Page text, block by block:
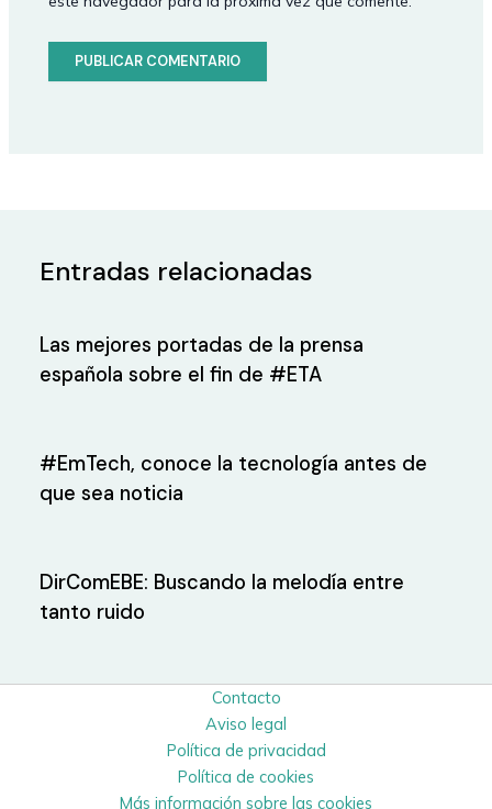
Entradas relacionadas
Las mejores portadas de la prensa
española sobre el fin de #ETA
#EmTech, conoce la tecnología antes de
que sea noticia
DirComEBE: Buscando la melodía entre
tanto ruido
Contacto
Aviso legal
Política de privacidad
Política de cookies
Más información sobre las cookies